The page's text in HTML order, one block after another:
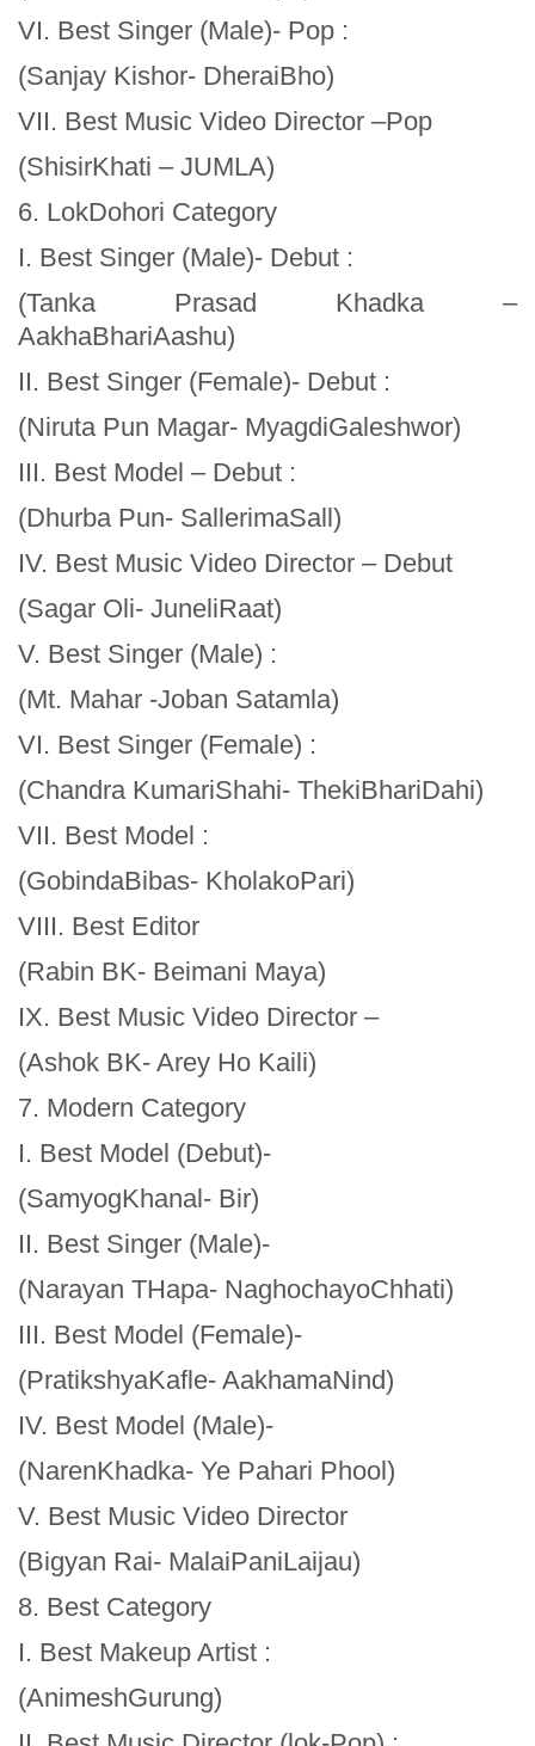
VI. Best Singer (Male)- Pop :
(Sanjay Kishor- DheraiBho)
VII. Best Music Video Director –Pop
(ShisirKhati – JUMLA)
6. LokDohori Category
I. Best Singer (Male)- Debut :
(Tanka Prasad Khadka –
AakhaBhariAashu)
II. Best Singer (Female)- Debut :
(Niruta Pun Magar- MyagdiGaleshwor)
III. Best Model – Debut :
(Dhurba Pun- SallerimaSall)
IV. Best Music Video Director – Debut
(Sagar Oli- JuneliRaat)
V. Best Singer (Male) :
(Mt. Mahar -Joban Satamla)
VI. Best Singer (Female) :
(Chandra KumariShahi- ThekiBhariDahi)
VII. Best Model :
(GobindaBibas- KholakoPari)
VIII. Best Editor
(Rabin BK- Beimani Maya)
IX. Best Music Video Director –
(Ashok BK- Arey Ho Kaili)
7. Modern Category
I. Best Model (Debut)-
(SamyogKhanal- Bir)
II. Best Singer (Male)-
(Narayan THapa- NaghochayoChhati)
III. Best Model (Female)-
(PratikshyaKafle- AakhamaNind)
IV. Best Model (Male)-
(NarenKhadka- Ye Pahari Phool)
V. Best Music Video Director
(Bigyan Rai- MalaiPaniLaijau)
8. Best Category
I. Best Makeup Artist :
(AnimeshGurung)